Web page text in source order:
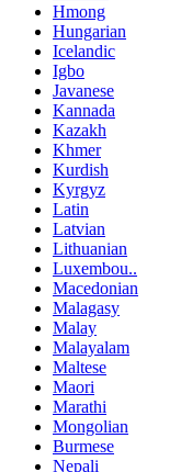
Hmong
Hungarian
Icelandic
Igbo
Javanese
Kannada
Kazakh
Khmer
Kurdish
Kyrgyz
Latin
Latvian
Lithuanian
Luxembou..
Macedonian
Malagasy
Malay
Malayalam
Maltese
Maori
Marathi
Mongolian
Burmese
Nepali